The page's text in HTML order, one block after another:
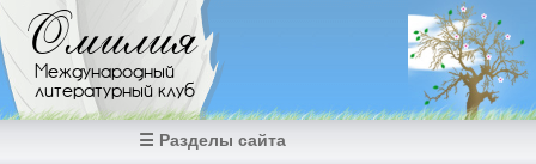
Перейти к основному содержанию
Омилия
Международный
литературный клуб
☰ Разделы сайта